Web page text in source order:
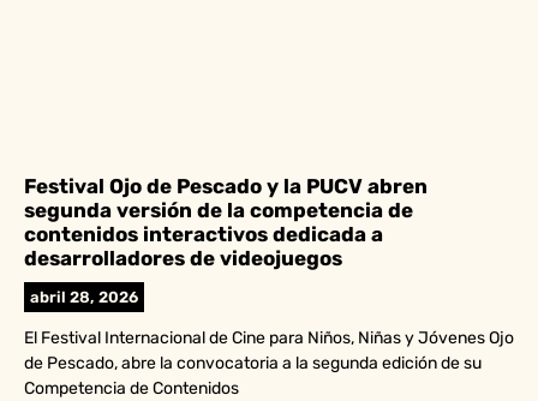
Festival Ojo de Pescado y la PUCV abren
segunda versión de la competencia de
contenidos interactivos dedicada a
desarrolladores de videojuegos
abril 28, 2026
El Festival Internacional de Cine para Niños, Niñas y Jóvenes Ojo
de Pescado, abre la convocatoria a la segunda edición de su
Competencia de Contenidos